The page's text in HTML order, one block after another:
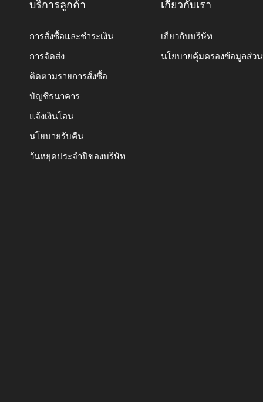
บริการลูกค้า
การสั่งซื้อและชำระเงิน
การจัดส่ง
ติดตามรายการสั่งซื้อ
บัญชีธนาคาร
แจ้งเงินโอน
นโยบายรับคืน
วันหยุดประจำปีของบริษัท
เกี่ยวกับเรา
เกี่ยวกับบริษัท
นโยบายคุ้มครองข้อมูลส่ว